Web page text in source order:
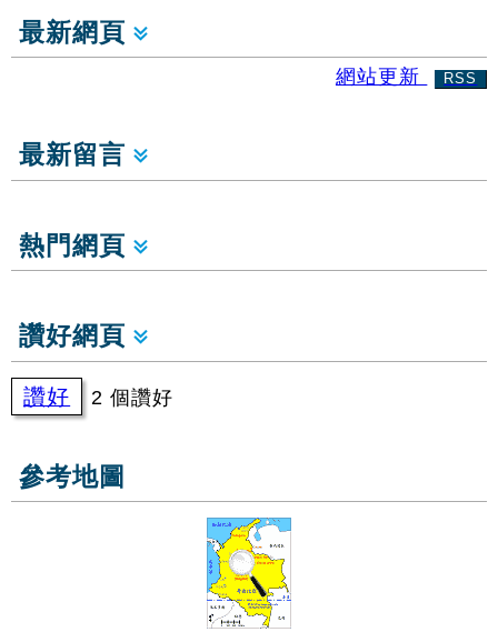
最新網頁
網站更新 RSS
最新留言
熱門網頁
讚好網頁
讚好 2 個讚好
參考地圖